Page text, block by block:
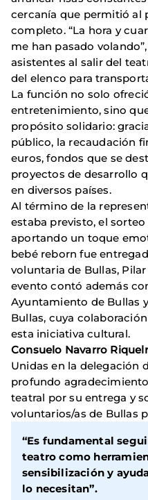
cercanía que permitió al
completo. “La hora y
me han pasado
asistentes al salir del
del elenco para
La función no solo
entretenimiento, sino
propósito solidario:
público, la recaudación
euros, fondos que se
proyectos de desarrollo
en diversos países.
Al término de la
estaba previsto, el sorteo
aportando un toque
bebé reborn fue
voluntaria de Bullas,
evento contó además
Ayuntamiento de Bullas
Bullas, cuya
esta iniciativa cultural.
Consuelo Navarro
Unidas en la delegación
profundo
teatral por su entrega y
voluntarios/as de Bullas
“Es fundamental
teatro como
sensibilización y
lo necesitan”.